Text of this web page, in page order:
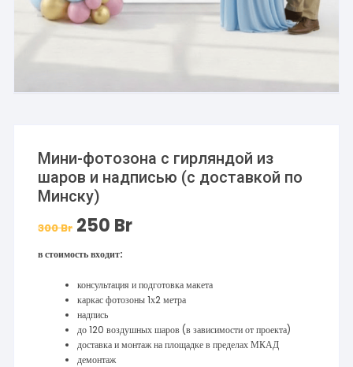
Мини-фотозона с гирляндой из
шаров и надписью (с доставкой по
Минску)
300Br Первоначальная
цена
300 Br.
250 BrТекущая
в стоимость входит:
консультация и подготовка макета
каркас фотозоны 1х2 метра
надпись
до 120 воздушных шаров (в зависимости от проекта)
доставка и монтаж на площадке в пределах МКАД
демонтаж